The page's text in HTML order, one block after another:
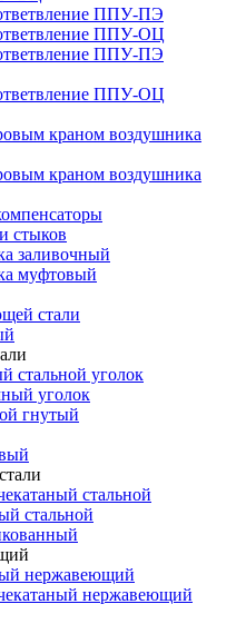
ППУ-ПЭ
ППУ-ОЦ
ППУ-ПЭ
ППУ-ОЦ
краном воздушника
краном воздушника
стыков
заливочный
муфтовый
стали
стальной уголок
уголок
гнутый
стальной
стальной
нержавеющий
нержавеющий